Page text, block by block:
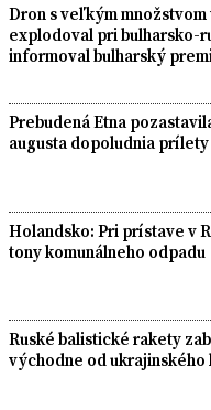
Dron s veľkým
explodoval pri bulharsko-
informoval bulharský
Prebudená Etna
augusta dopoludnia
Holandsko: Pri prístave v
tony komunálneho odpadu
Ruské balistické rakety
východne od ukrajinského